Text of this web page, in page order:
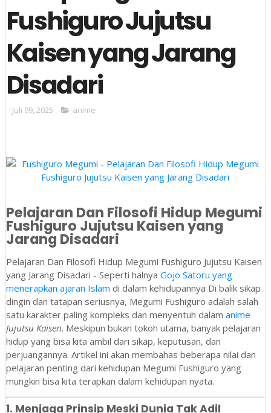
Fushiguro Jujutsu
Kaisen yang Jarang
Disadari
Juli 09, 2025 anime
Pelajaran Dan Filosofi Hidup Megumi
Fushiguro Jujutsu Kaisen yang
Jarang Disadari
Pelajaran Dan Filosofi Hidup Megumi Fushiguro Jujutsu Kaisen
yang Jarang Disadari - Seperti halnya Gojo Satoru yang
menerapkan ajaran Islam di dalam kehidupannya Di balik sikap
dingin dan tatapan seriusnya, Megumi Fushiguro adalah salah
satu karakter paling kompleks dan menyentuh dalam anime
Jujutsu Kaisen. Meskipun bukan tokoh utama, banyak pelajaran
hidup yang bisa kita ambil dari sikap, keputusan, dan
perjuangannya. Artikel ini akan membahas beberapa nilai dan
pelajaran penting dari kehidupan Megumi Fushiguro yang
mungkin bisa kita terapkan dalam kehidupan nyata.
1. Menjaga Prinsip Meski Dunia Tak Adil